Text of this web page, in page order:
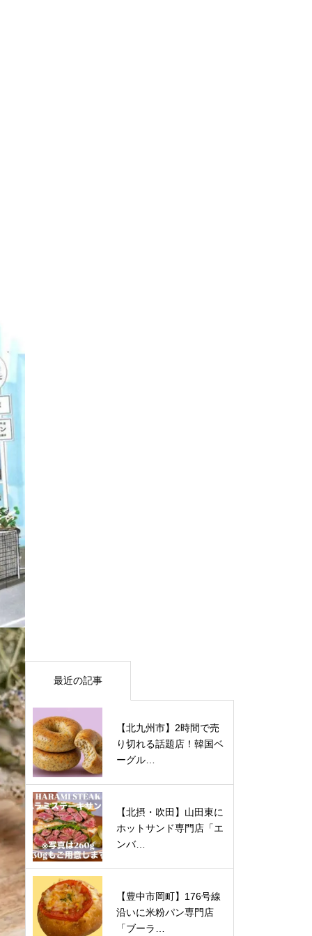
最近の記事
【北九州市】2時間で売
り切れる話題店！韓国ベ
ーグル…
【北摂・吹田】山田東に
ホットサンド専門店「エ
ンバ…
【豊中市岡町】176号線
沿いに米粉パン専門店
「ブーラ…